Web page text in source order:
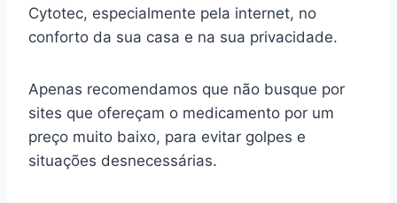
Cytotec, especialmente pela internet, no
conforto da sua casa e na sua privacidade.
Apenas recomendamos que não busque por
sites que ofereçam o medicamento por um
preço muito baixo, para evitar golpes e
situações desnecessárias.